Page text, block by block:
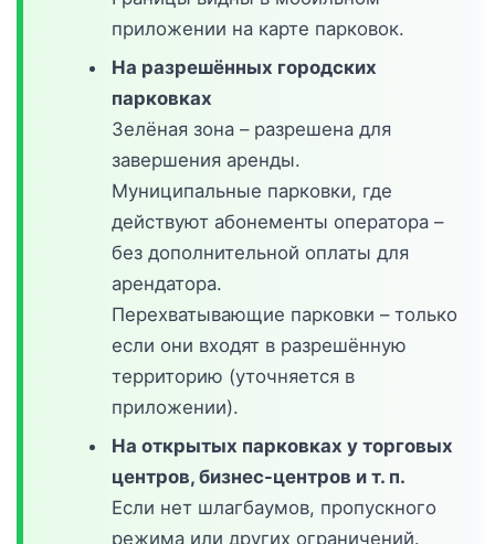
приложении на карте парковок.
На разрешённых городских
парковках
Зелёная зона – разрешена для
завершения аренды.
Муниципальные парковки, где
действуют абонементы оператора –
без дополнительной оплаты для
арендатора.
Перехватывающие парковки – только
если они входят в разрешённую
территорию (уточняется в
приложении).
На открытых парковках у торговых
центров, бизнес-центров и т. п.
Если нет шлагбаумов, пропускного
режима или других ограничений.